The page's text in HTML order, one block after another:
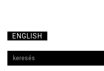
ENGLISH